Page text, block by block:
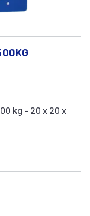
kg - 20 x 20 x